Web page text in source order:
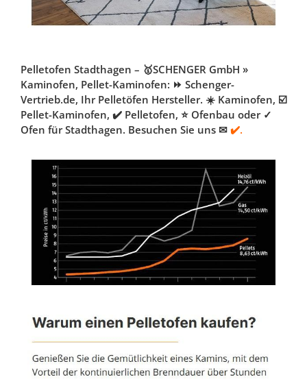
Pelletofen Stadthagen – 🥇SCHENGER GmbH »
Kaminofen, Pellet-Kaminofen: ⏩ Schenger-
Vertrieb.de, Ihr Pelletöfen Hersteller. ☀️ Kaminofen, ☑️
Pellet-Kaminofen, ✔️ Pelletofen, ⭐ Ofenbau oder ✓
Ofen für Stadthagen. Besuchen Sie uns ✉ ✔️.